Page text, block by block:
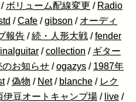
/ ボリューム配線変更 / Radio
/Cafe /gibson / オーディ
報告 /続・人形大戦 /fender
/collection / ギター
のお知らせ /ogazys / 1987年
/偽物 / Net / blanche / レク
伊豆オートキャンプ場 / live /